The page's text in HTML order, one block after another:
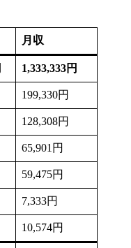
月収
1,333,333円
199,330円
128,308円
65,901円
59,475円
7,333円
10,574円